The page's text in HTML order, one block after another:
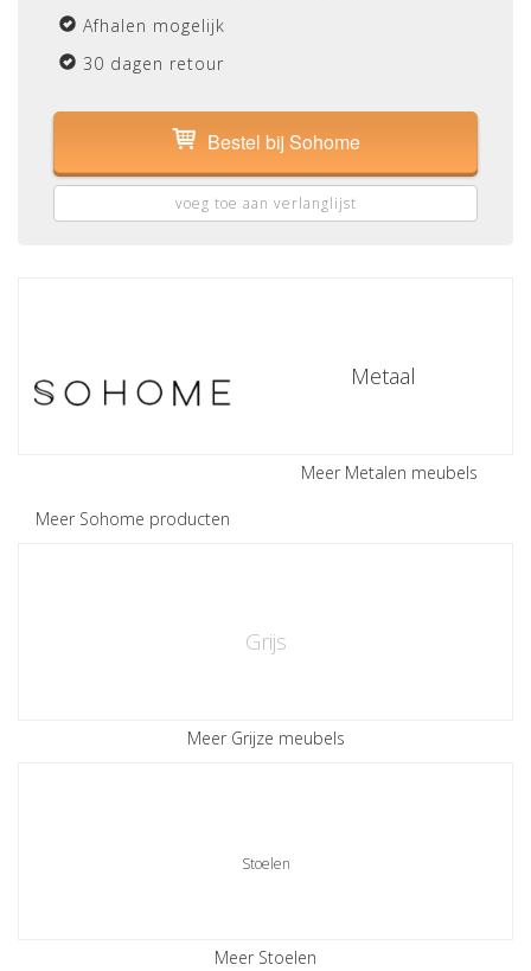
Afhalen mogelijk
30 dagen retour
Bestel bij Sohome
voeg toe aan verlanglijst
Meer Sohome producten
Metaal
Meer Metalen meubels
Grijs
Meer Grijze meubels
Stoelen
Meer Stoelen